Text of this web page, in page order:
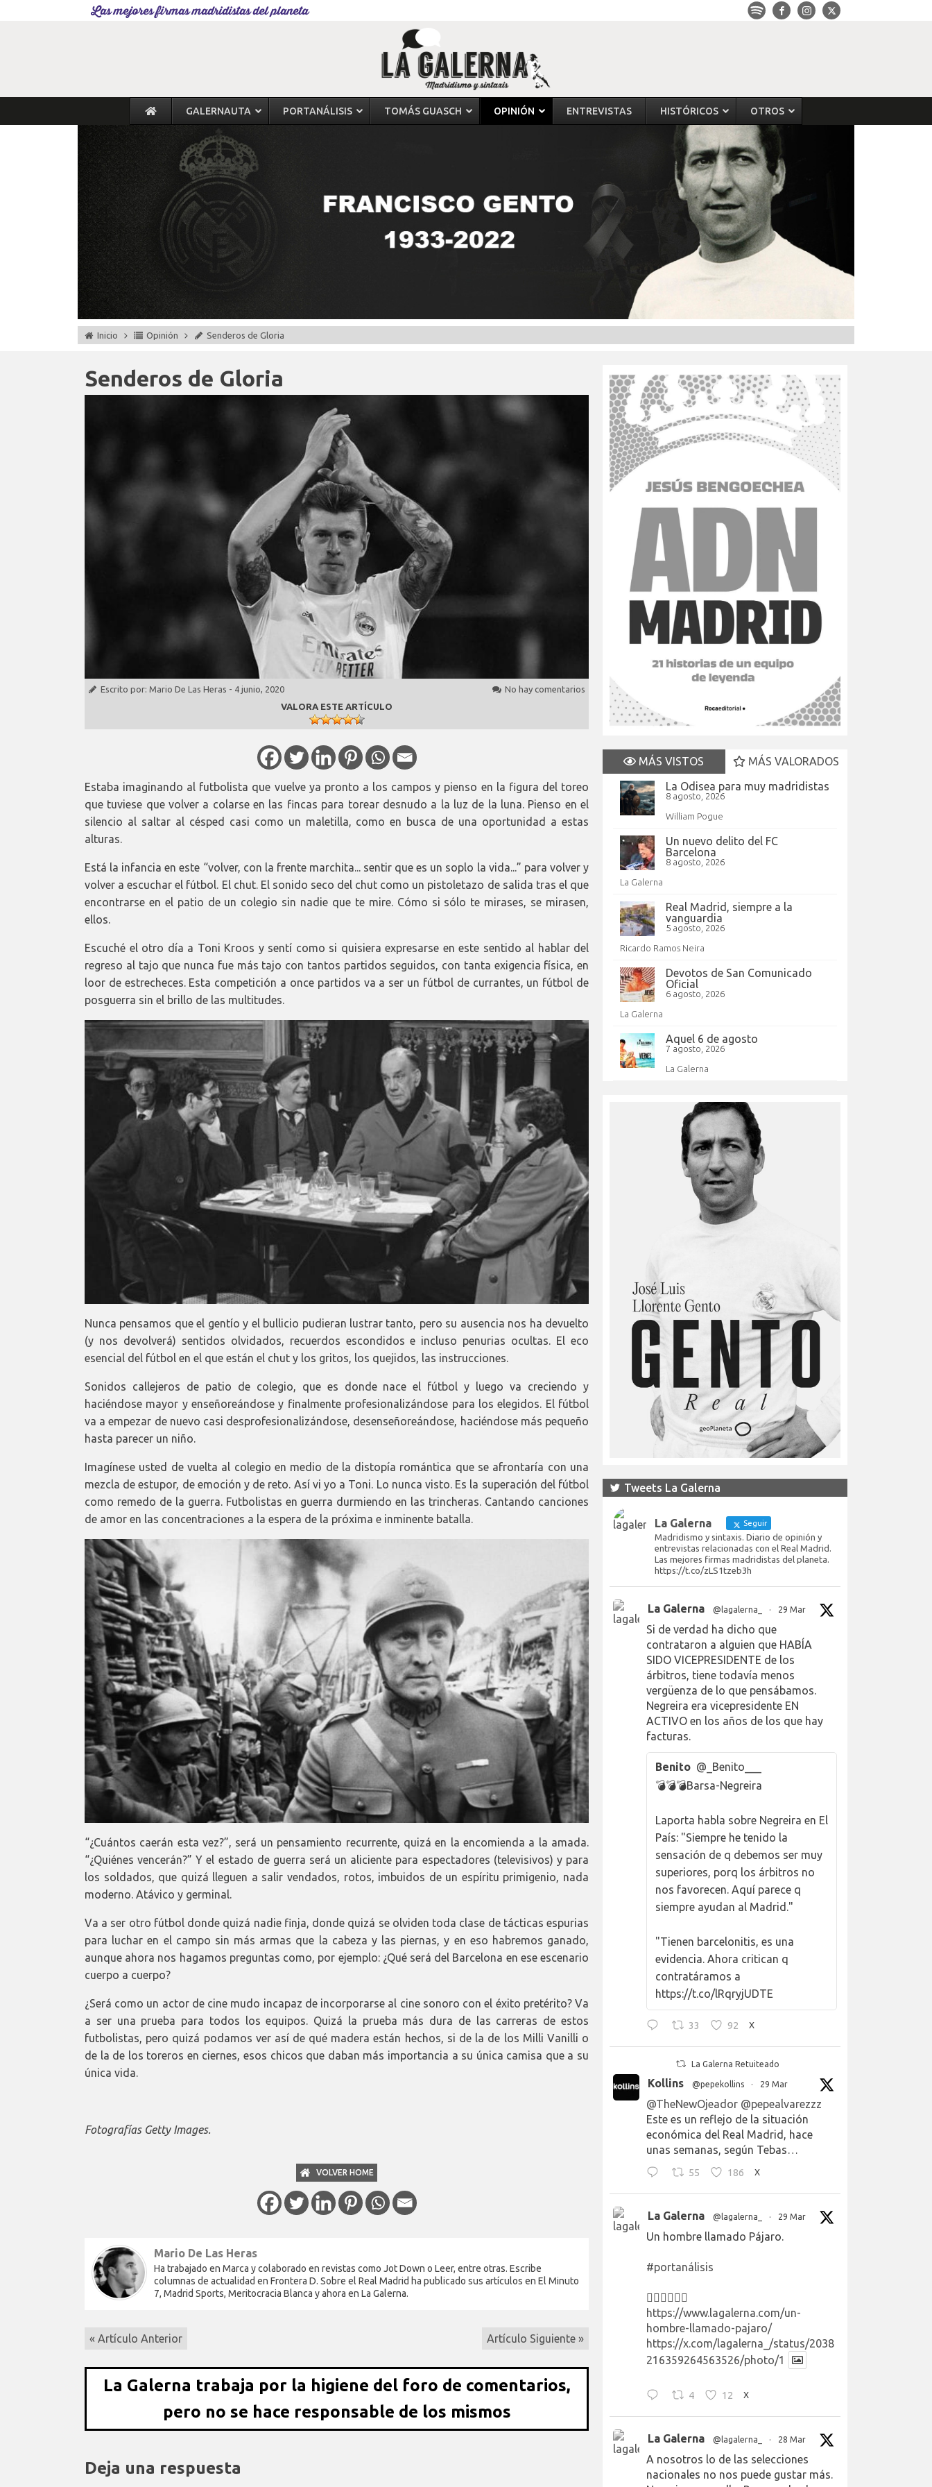
Las mejores firmas madridistas del planeta
GALERNAUTA PORTANÁLISIS TOMÁS GUASCH OPINIÓN ENTREVISTAS HISTÓRICOS OTROS
Inicio Opinión Senderos de Gloria
Senderos de Gloria
Escrito por: Mario De Las Heras - 4 junio, 2020
No hay comentarios
VALORA ESTE ARTÍCULO
Estaba imaginando al futbolista que vuelve ya pronto a los campos y pienso en la figura del toreo
que tuviese que volver a colarse en las fincas para torear desnudo a la luz de la luna. Pienso en el
silencio al saltar al césped casi como un maletilla, como en busca de una oportunidad a estas
alturas.
Está la infancia en este “volver, con la frente marchita... sentir que es un soplo la vida...” para volver y
volver a escuchar el fútbol. El chut. El sonido seco del chut como un pistoletazo de salida tras el que
encontrarse en el patio de un colegio sin nadie que te mire. Cómo si sólo te mirases, se mirasen,
ellos.
Escuché el otro día a Toni Kroos y sentí como si quisiera expresarse en este sentido al hablar del
regreso al tajo que nunca fue más tajo con tantos partidos seguidos, con tanta exigencia física, en
loor de estrecheces. Esta competición a once partidos va a ser un fútbol de currantes, un fútbol de
posguerra sin el brillo de las multitudes.
Nunca pensamos que el gentío y el bullicio pudieran lustrar tanto, pero su ausencia nos ha devuelto
(y nos devolverá) sentidos olvidados, recuerdos escondidos e incluso penurias ocultas. El eco
esencial del fútbol en el que están el chut y los gritos, los quejidos, las instrucciones.
Sonidos callejeros de patio de colegio, que es donde nace el fútbol y luego va creciendo y
haciéndose mayor y enseñoreándose y finalmente profesionalizándose para los elegidos. El fútbol
va a empezar de nuevo casi desprofesionalizándose, desenseñoreándose, haciéndose más pequeño
hasta parecer un niño.
Imagínese usted de vuelta al colegio en medio de la distopía romántica que se afrontaría con una
mezcla de estupor, de emoción y de reto. Así vi yo a Toni. Lo nunca visto. Es la superación del fútbol
como remedo de la guerra. Futbolistas en guerra durmiendo en las trincheras. Cantando canciones
de amor en las concentraciones a la espera de la próxima e inminente batalla.
“¿Cuántos caerán esta vez?”, será un pensamiento recurrente, quizá en la encomienda a la amada.
“¿Quiénes vencerán?” Y el estado de guerra será un aliciente para espectadores (televisivos) y para
los soldados, que quizá lleguen a salir vendados, rotos, imbuidos de un espíritu primigenio, nada
moderno. Atávico y germinal.
Va a ser otro fútbol donde quizá nadie finja, donde quizá se olviden toda clase de tácticas espurias
para luchar en el campo sin más armas que la cabeza y las piernas, y en eso habremos ganado,
aunque ahora nos hagamos preguntas como, por ejemplo: ¿Qué será del Barcelona en ese escenario
cuerpo a cuerpo?
¿Será como un actor de cine mudo incapaz de incorporarse al cine sonoro con el éxito pretérito? Va
a ser una prueba para todos los equipos. Quizá la prueba más dura de las carreras de estos
futbolistas, pero quizá podamos ver así de qué madera están hechos, si de la de los Milli Vanilli o
de la de los toreros en ciernes, esos chicos que daban más importancia a su única camisa que a su
única vida.
Fotografías Getty Images.
VOLVER HOME
Mario De Las Heras
Ha trabajado en Marca y colaborado en revistas como Jot Down o Leer, entre otras. Escribe
columnas de actualidad en Frontera D. Sobre el Real Madrid ha publicado sus artículos en El Minuto
7, Madrid Sports, Meritocracia Blanca y ahora en La Galerna.
« Artículo Anterior Artículo Siguiente »
La Galerna trabaja por la higiene del foro de comentarios,
pero no se hace responsable de los mismos
Deja una respuesta
MÁS VISTOS
MÁS VALORADOS
La Odisea para muy madridistas
8 agosto, 2026
William Pogue
Un nuevo delito del FC
Barcelona
8 agosto, 2026
La Galerna
Real Madrid, siempre a la
vanguardia
5 agosto, 2026
Ricardo Ramos Neira
Devotos de San Comunicado
Oficial
6 agosto, 2026
La Galerna
Aquel 6 de agosto
7 agosto, 2026
La Galerna
Tweets La Galerna
La Galerna Seguir
Madridismo y sintaxis. Diario de opinión y
entrevistas relacionadas con el Real Madrid.
Las mejores firmas madridistas del planeta.
https://t.co/zLS1tzeb3h
La Galerna @lagalerna_ · 29 Mar
Si de verdad ha dicho que
contrataron a alguien que HABÍA
SIDO VICEPRESIDENTE de los
árbitros, tiene todavía menos
vergüenza de lo que pensábamos.
Negreira era vicepresidente EN
ACTIVO en los años de los que hay
facturas.
Benito @_Benito___
💣💣💣Barsa-Negreira
Laporta habla sobre Negreira en El
País: "Siempre he tenido la
sensación de q debemos ser muy
superiores, porq los árbitros no
nos favorecen. Aquí parece q
siempre ayudan al Madrid."
"Tienen barcelonitis, es una
evidencia. Ahora critican q
contratáramos a
https://t.co/lRqryjUDTE
33 92 X
La Galerna Retuiteado
Kollins @pepekollins · 29 Mar
@TheNewOjeador @pepealvarezzz
Este es un reflejo de la situación
económica del Real Madrid, hace
unas semanas, según Tebas…
55 186 X
La Galerna @lagalerna_ · 29 Mar
Un hombre llamado Pájaro.
#portanálisis
👉🏻👉🏻👉🏻
https://www.lagalerna.com/un-
hombre-llamado-pajaro/
https://x.com/lagalerna_/status/2038
216359264563526/photo/1
4 12 X
La Galerna @lagalerna_ · 28 Mar
A nosotros lo de las selecciones
nacionales no nos puede gustar más.